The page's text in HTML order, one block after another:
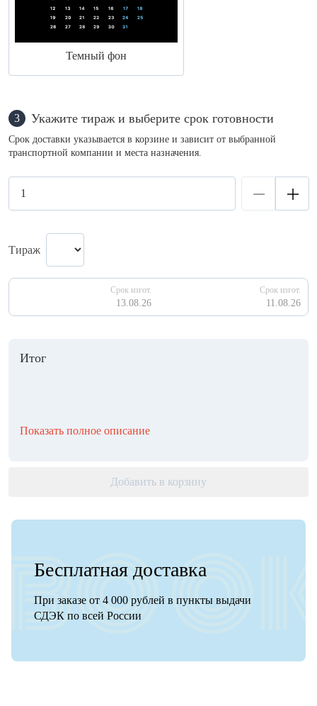
Темный фон
3 Укажите тираж и выберите срок готовности
Срок доставки указывается в корзине и зависит от выбранной
транспортной компании и места назначения.
Тираж
Срок изгот.
13.08.26
Срок изгот.
11.08.26
Итог
Показать полное описание
Добавить в корзину
Бесплатная доставка
При заказе от 4 000 рублей в пункты выдачи
СДЭК по всей России